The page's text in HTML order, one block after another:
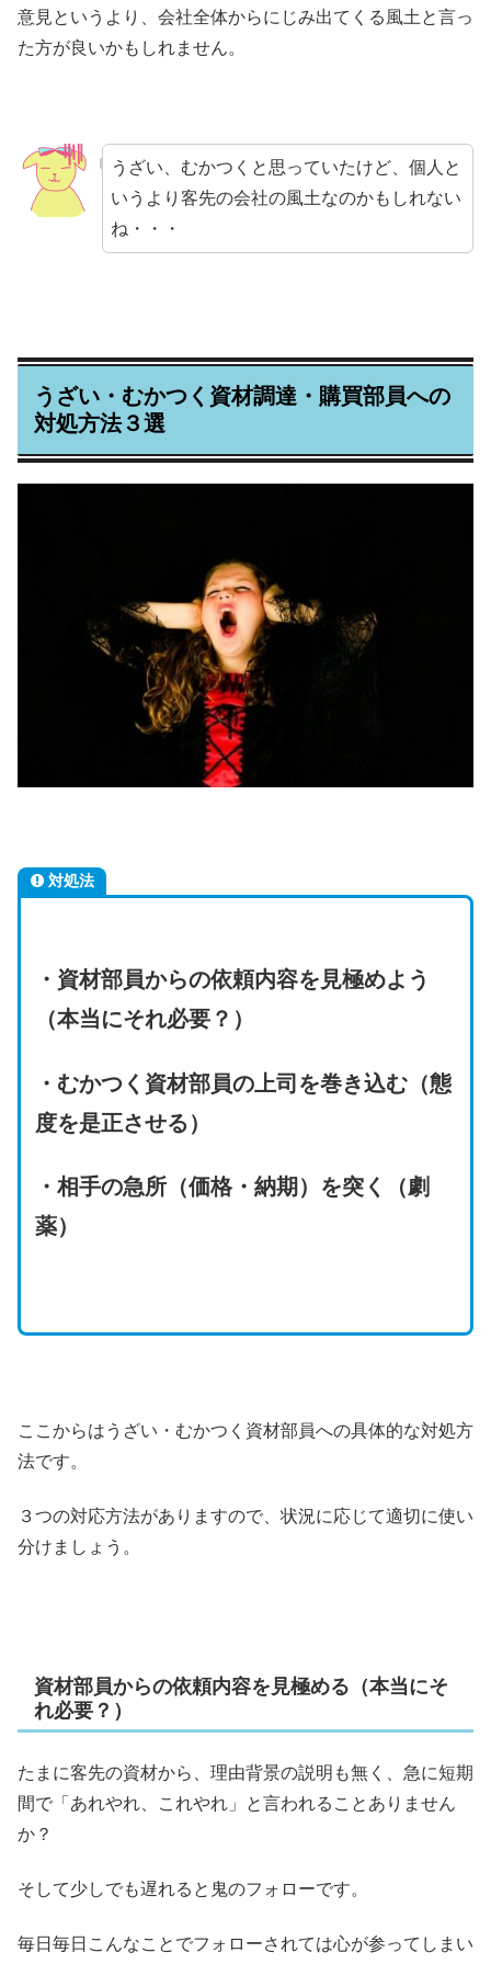
意見というより、会社全体からにじみ出てくる風土と言っ
た方が良いかもしれません。
うざい、むかつくと思っていたけど、個人と
いうより客先の会社の風土なのかもしれない
ね・・・
うざい・むかつく資材調達・購買部員への
対処方法３選
対処法
・資材部員からの依頼内容を見極めよう
（本当にそれ必要？）
・むかつく資材部員の上司を巻き込む（態
度を是正させる）
・相手の急所（価格・納期）を突く（劇
薬）
ここからはうざい・むかつく資材部員への具体的な対処方
法です。
３つの対応方法がありますので、状況に応じて適切に使い
分けましょう。
資材部員からの依頼内容を見極める（本当にそ
れ必要？）
たまに客先の資材から、理由背景の説明も無く、急に短期
間で「あれやれ、これやれ」と言われることありません
か？
そして少しでも遅れると鬼のフォローです。
毎日毎日こんなことでフォローされては心が参ってしまい